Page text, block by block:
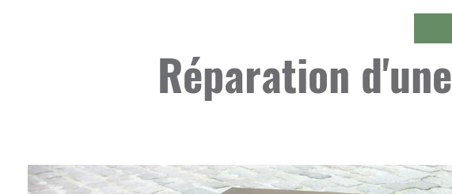
Réparation